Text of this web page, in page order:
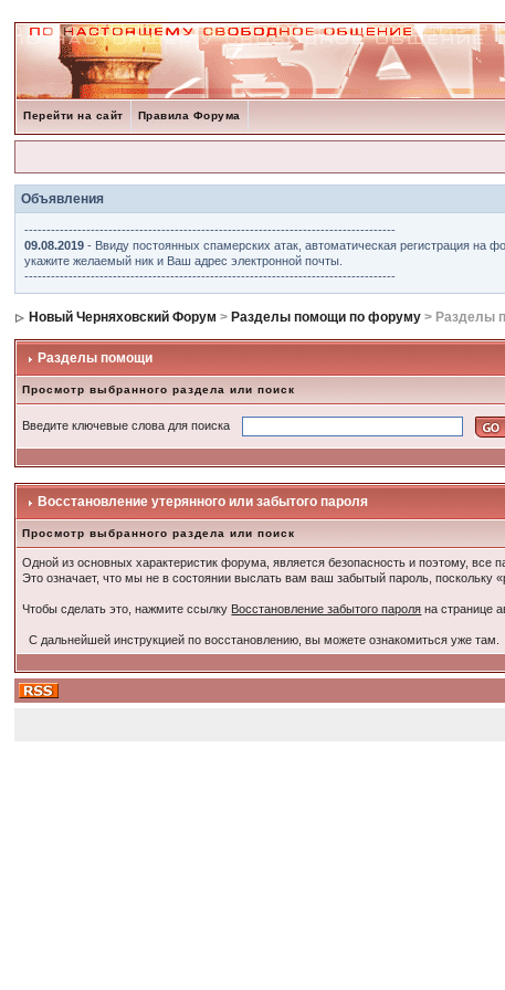
Перейти на сайт Правила Форума
Объявления
------------------------------------------------------------------------------------
09.08.2019 - Ввиду постоянных спамерских атак, автоматическая регистрация на
укажите желаемый ник и Ваш адрес электронной почты.
------------------------------------------------------------------------------------
Новый Черняховский Форум > Разделы помощи по форуму > Разделы
Разделы помощи
Просмотр выбранного раздела или поиск
Введите ключевые слова для поиска
Восстановление утерянного или забытого пароля
Просмотр выбранного раздела или поиск
Одной из основных характеристик форума, является безопасность и поэтому, все
Это означает, что мы не в состоянии выслать вам ваш забытый пароль, поскольку
Чтобы сделать это, нажмите ссылку Восстановление забытого пароля на странице
С дальнейшей инструкцией по восстановлению, вы можете ознакомиться уже там.